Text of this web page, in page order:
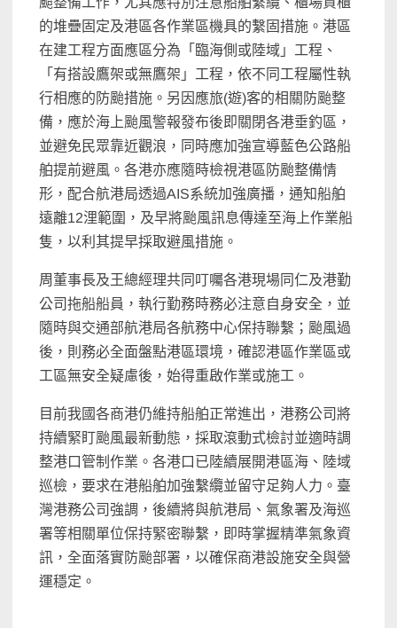
的堆疊固定及港區各作業區機具的繫固措施。港區
在建工程方面應區分為「臨海側或陸域」工程、
「有搭設鷹架或無鷹架」工程，依不同工程屬性執
行相應的防颱措施。另因應旅(遊)客的相關防颱整
備，應於海上颱風警報發布後即關閉各港垂釣區，
並避免民眾靠近觀浪，同時應加強宣導藍色公路船
舶提前避風。各港亦應隨時檢視港區防颱整備情
形，配合航港局透過AIS系統加強廣播，通知船舶
遠離12浬範圍，及早將颱風訊息傳達至海上作業船
隻，以利其提早採取避風措施。
周董事長及王總經理共同叮囑各港現場同仁及港勤
公司拖船船員，執行勤務時務必注意自身安全，並
隨時與交通部航港局各航務中心保持聯繫；颱風過
後，則務必全面盤點港區環境，確認港區作業區或
工區無安全疑慮後，始得重啟作業或施工。
目前我國各商港仍維持船舶正常進出，港務公司將
持續緊盯颱風最新動態，採取滾動式檢討並適時調
整港口管制作業。各港口已陸續展開港區海、陸域
巡檢，要求在港船舶加強繫纜並留守足夠人力。臺
灣港務公司強調，後續將與航港局、氣象署及海巡
署等相關單位保持緊密聯繫，即時掌握精準氣象資
訊，全面落實防颱部署，以確保商港設施安全與營
運穩定。